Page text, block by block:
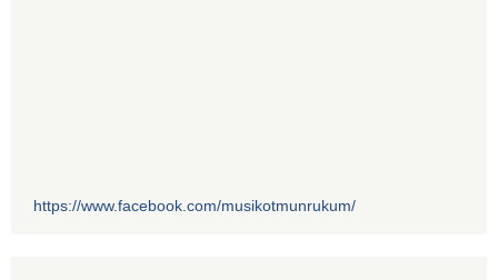
https://www.facebook.com/musikotmunrukum/